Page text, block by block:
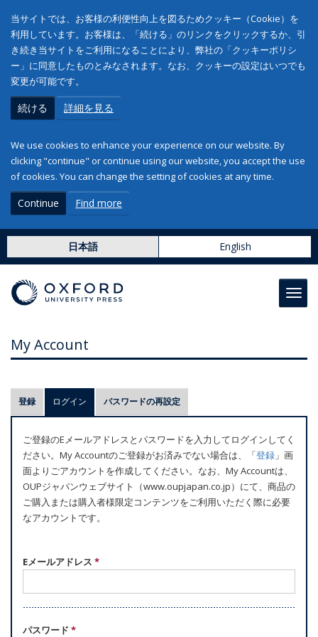
当サイトでは、お客様の利便性向上を図るためクッキー（Cookie）を
利用しています。お客様は、「続ける」のリンクをクリックするか、引
き続き当サイトをご利用になることにより、弊社の「クッキーポリシ
ー」に同意したものとみなされます。なお、クッキーの設定はいつでも
変更が可能です。
続ける 詳細を見る
We use cookies to enhance your experience on our website. By
clicking "continue" or continue using our website, you accept the use
of cookies. You can change the setting of cookies at any time.
Continue Find more
日本語 English
My Account
プ
ラ
マ
リ
ー
タ
ブ
登録 ログイン (アクティブなタブ)
パスワードの再設定
ご登録のEメールアドレスとパスワードを入力してログインしてく
ださい。My Accountのご登録がお済みでない場合は、「登録 」画
面よりごアカウントを作成してください。なお、My Accountは、
OUPジャパンウェブサイト（www.oupjapan.co.jp）にて、商品の
ご購入または購入者様限定コンテンツをご利用いただく際に必要
なアカウントです。
Eメールアドレス *
パスワード *